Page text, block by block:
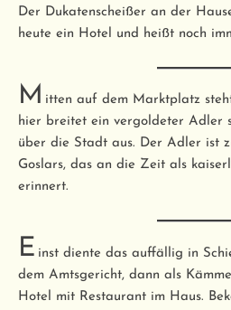
Der Dukatenscheißer an der
heute ein Hotel und heißt noch
M itten auf dem Marktplatz
hier breitet ein vergoldeter Adler
über die Stadt aus. Der Adler ist
Goslars, das an die Zeit als
erinnert.
E inst diente das auffällig in
dem Amtsgericht, dann als
Hotel mit Restaurant im Haus.